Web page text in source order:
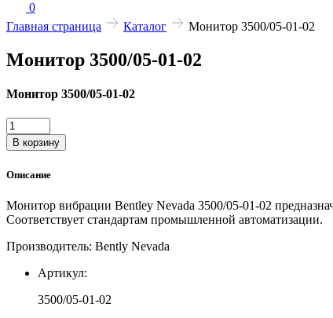
0
Главная страница
Каталог Монитор 3500/05-01-02
Монитор 3500/05-01-02
Монитор 3500/05-01-02
Количество
товара
Монитор
01-
В корзину
Описание
Монитор вибрации Bentley Nevada 3500/05-01-02
Соответствует стандартам промышленной автоматизации.
Производитель: Bently Nevada
Артикул:
3500/05-01-02